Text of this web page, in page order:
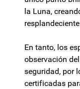
la Luna,
En tanto, los
observación
seguridad, por
certificadas